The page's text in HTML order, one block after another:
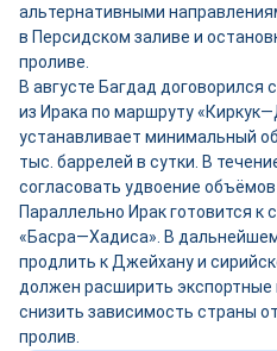
альтернативными
в Персидском заливе и
проливе.
В августе Багдад договорился
из Ирака по маршруту
устанавливает минимальный
тыс. баррелей в сутки. В
согласовать удвоение объёмов
Параллельно Ирак готовится к
«Басра—Хадиса». В
продлить к Джейхану и
должен расширить
снизить зависимость страны
пролив.